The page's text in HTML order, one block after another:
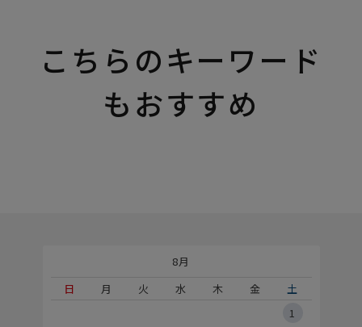
こちらのキーワード
もおすすめ
8月
日
月 火 水 木 金
土
1